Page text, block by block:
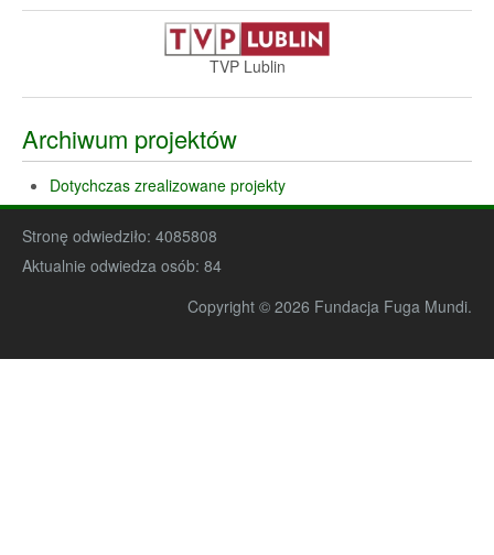
TVP Lublin
Archiwum projektów
Dotychczas zrealizowane projekty
Stronę odwiedziło: 4085808
Aktualnie odwiedza osób: 84
Copyright © 2026 Fundacja Fuga Mundi.